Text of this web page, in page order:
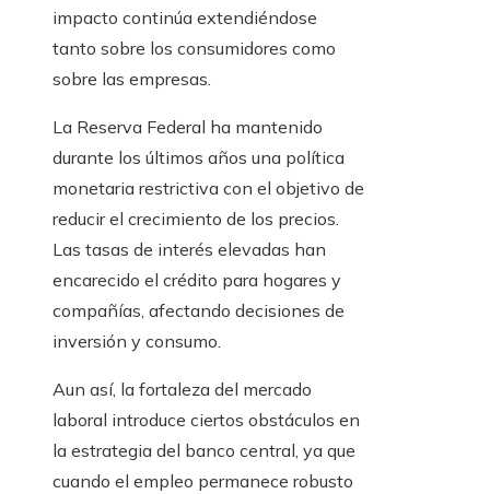
impacto continúa extendiéndose
tanto sobre los consumidores como
sobre las empresas.
La Reserva Federal ha mantenido
durante los últimos años una política
monetaria restrictiva con el objetivo de
reducir el crecimiento de los precios.
Las tasas de interés elevadas han
encarecido el crédito para hogares y
compañías, afectando decisiones de
inversión y consumo.
Aun así, la fortaleza del mercado
laboral introduce ciertos obstáculos en
la estrategia del banco central, ya que
cuando el empleo permanece robusto